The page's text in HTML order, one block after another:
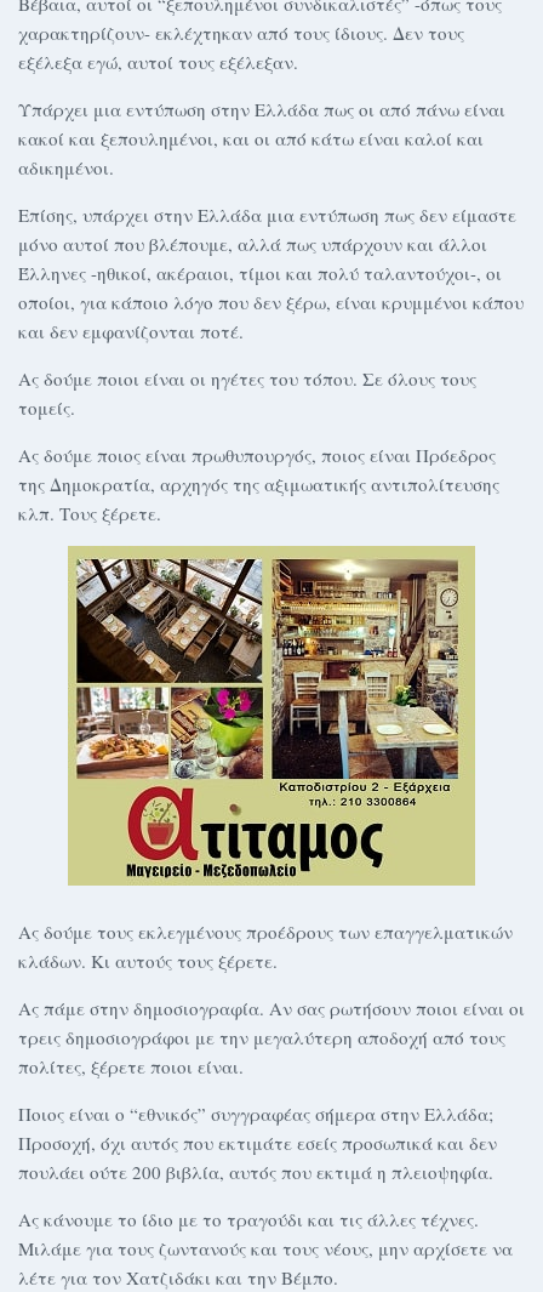
χαρακτηρίζουν- εκλέχτηκαν από τους ίδιους. Δεν τους
εξέλεξα εγώ, αυτοί τους εξέλεξαν.
Υπάρχει μια εντύπωση στην Ελλάδα πως οι από πάνω είναι
κακοί και ξεπουλημένοι, και οι από κάτω είναι καλοί και
αδικημένοι.
Επίσης, υπάρχει στην Ελλάδα μια εντύπωση πως δεν είμαστε
μόνο αυτοί που βλέπουμε, αλλά πως υπάρχουν και άλλοι
Έλληνες -ηθικοί, ακέραιοι, τίμοι και πολύ ταλαντούχοι-, οι
οποίοι, για κάποιο λόγο που δεν ξέρω, είναι κρυμμένοι κάπου
και δεν εμφανίζονται ποτέ.
Ας δούμε ποιοι είναι οι ηγέτες του τόπου. Σε όλους τους
τομείς.
Ας δούμε ποιος είναι πρωθυπουργός, ποιος είναι Πρόεδρος
της Δημοκρατία, αρχηγός της αξιμωατικής αντιπολίτευσης
κλπ. Τους ξέρετε.
Ας δούμε τους εκλεγμένους προέδρους των επαγγελματικών
κλάδων. Κι αυτούς τους ξέρετε.
Ας πάμε στην δημοσιογραφία. Αν σας ρωτήσουν ποιοι είναι οι
τρεις δημοσιογράφοι με την μεγαλύτερη αποδοχή από τους
πολίτες, ξέρετε ποιοι είναι.
Ποιος είναι ο “εθνικός” συγγραφέας σήμερα στην Ελλάδα;
Προσοχή, όχι αυτός που εκτιμάτε εσείς προσωπικά και δεν
πουλάει ούτε 200 βιβλία, αυτός που εκτιμά η πλειοψηφία.
Ας κάνουμε το ίδιο με το τραγούδι και τις άλλες τέχνες.
Μιλάμε για τους ζωντανούς και τους νέους, μην αρχίσετε να
λέτε για τον Χατζιδάκι και την Βέμπο.